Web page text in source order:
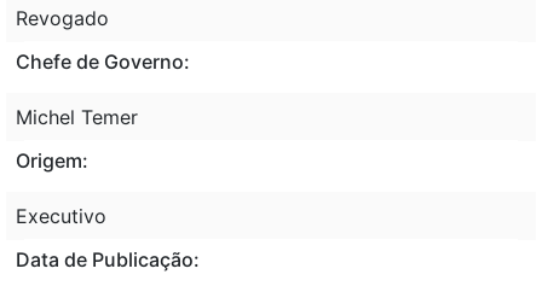
Revogado
Chefe de Governo:
Michel Temer
Origem:
Executivo
Data de Publicação: